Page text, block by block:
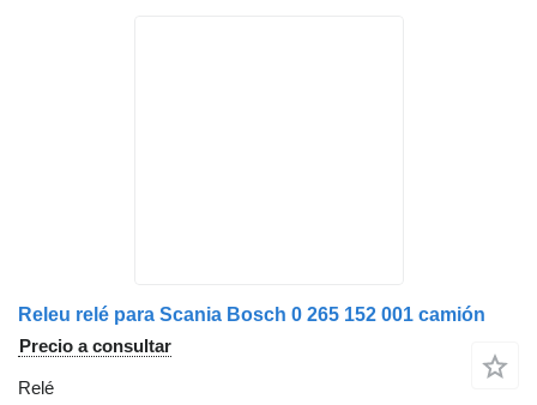
Releu relé para Scania Bosch 0 265 152 001 camión
Precio a consultar
Relé